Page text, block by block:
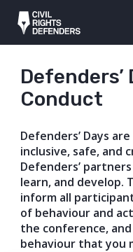
Defenders’
Conduct
Defenders’ Days
inclusive, safe, and
Defenders’
learn, and develop.
inform all
of behaviour and
the conference,
behaviour that you